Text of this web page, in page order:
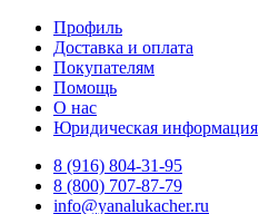
Профиль
Доставка и оплата
Покупателям
Помощь
О нас
Юридическая информация
8 (916) 804-31-95
8 (800) 707-87-79
info@yanalukacher.ru